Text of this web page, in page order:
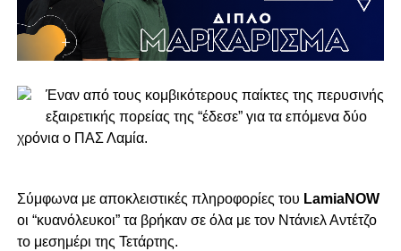
Έναν από τους κομβικότερους παίκτες της περυσινής
εξαιρετικής πορείας της “έδεσε” για τα επόμενα δύο
χρόνια ο ΠΑΣ Λαμία.
Σύμφωνα με αποκλειστικές πληροφορίες του LamiaNOW
oι “κυανόλευκοι” τα βρήκαν σε όλα με τον Ντάνιελ Αντέτζο
το μεσημέρι της Τετάρτης.